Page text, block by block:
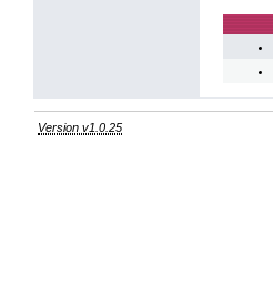
Version v1.0.25